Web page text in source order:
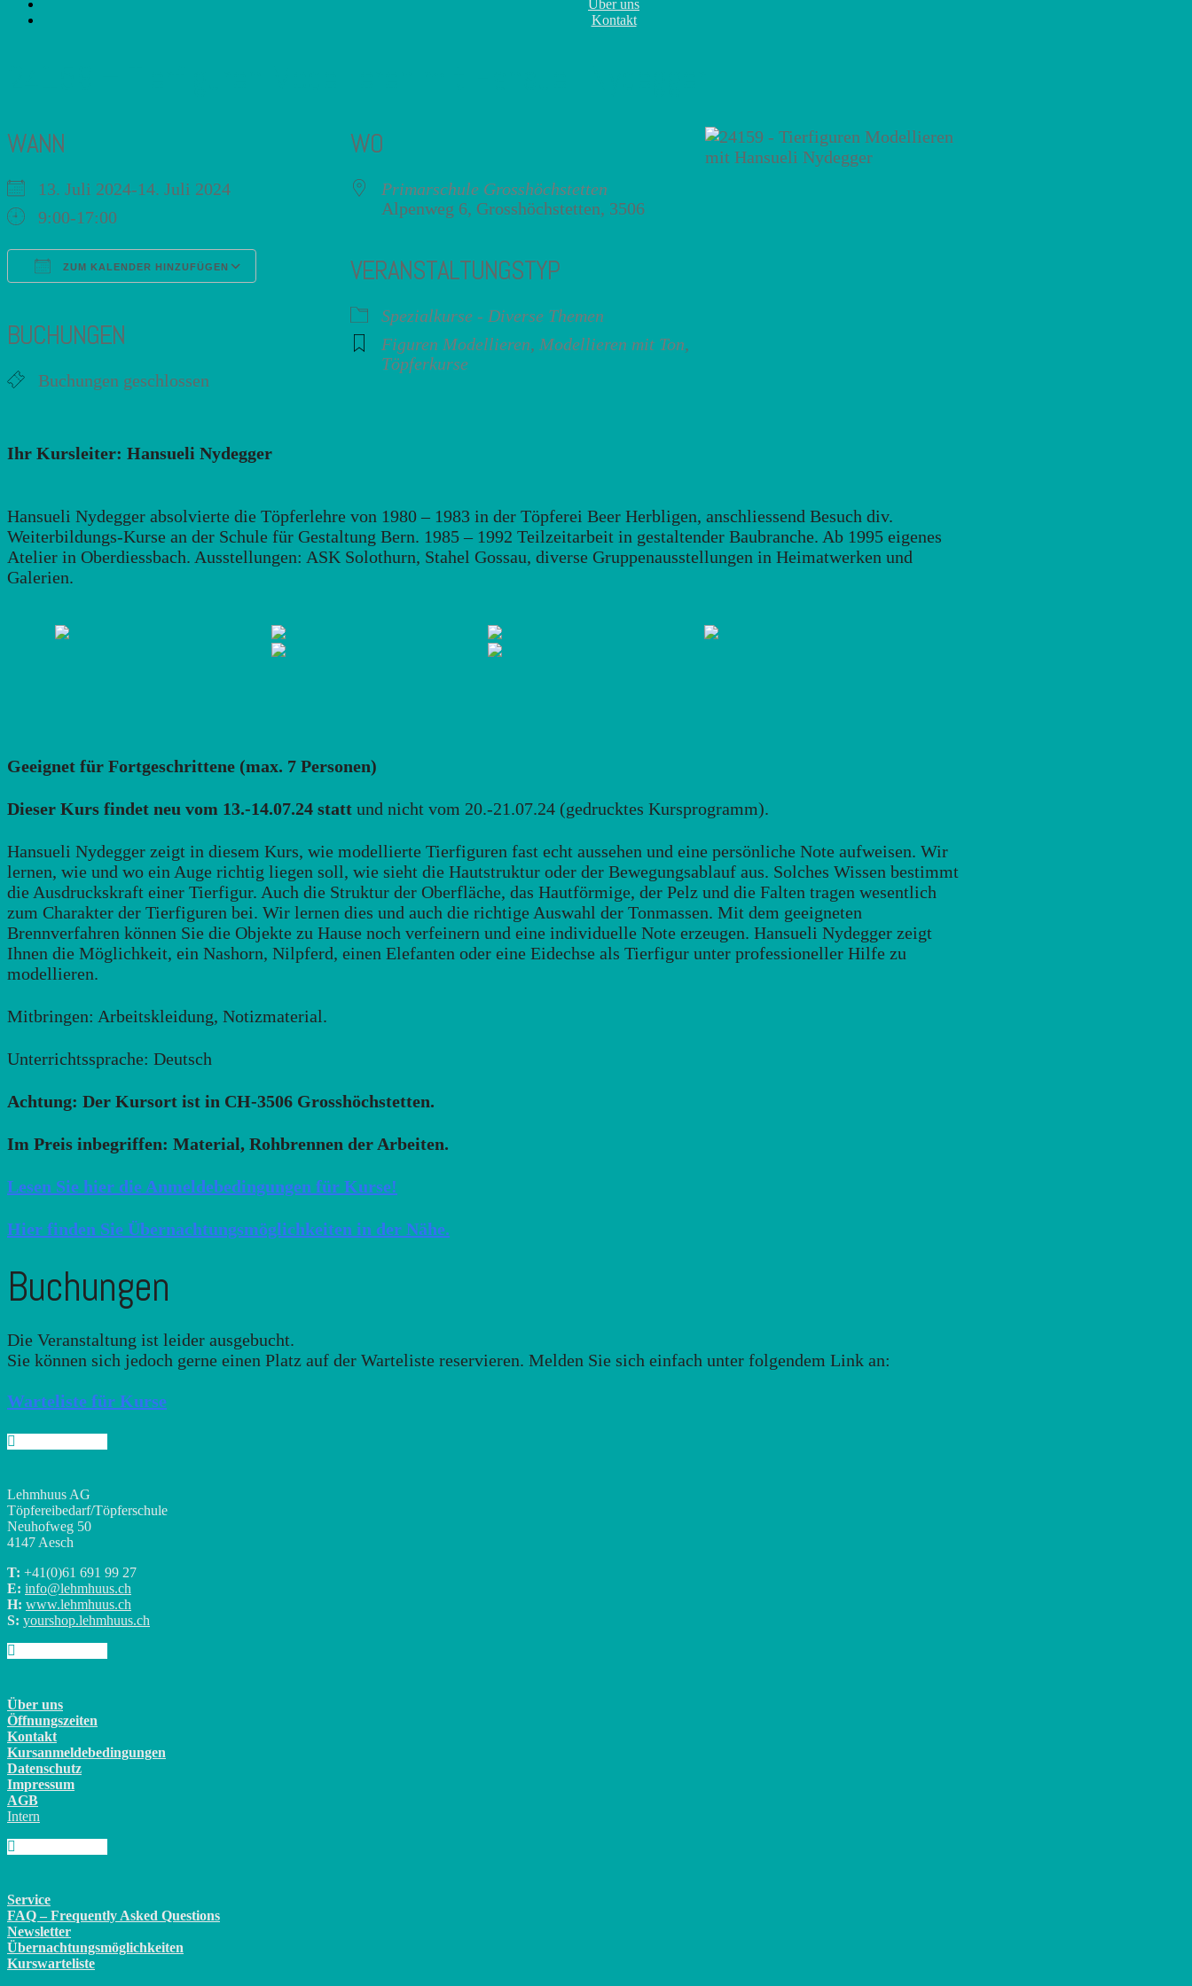
Über uns
Kontakt
WANN
13. Juli 2024-14. Juli 2024
9:00-17:00
ZUM KALENDER HINZUFÜGEN
BUCHUNGEN
Buchungen geschlossen
WO
Primarschule Grosshöchstetten
Alpenweg 6, Grosshöchstetten, 3506
VERANSTALTUNGSTYP
Spezialkurse - Diverse Themen
Figuren Modellieren, Modellieren mit Ton,
Töpferkurse
Ihr Kursleiter: Hansueli Nydegger
Hansueli Nydegger absolvierte die Töpferlehre von 1980 – 1983 in der Töpferei Beer Herbligen, anschliessend Besuch div.
Weiterbildungs-Kurse an der Schule für Gestaltung Bern. 1985 – 1992 Teilzeitarbeit in gestaltender Baubranche. Ab 1995 eigenes
Atelier in Oberdiessbach. Ausstellungen: ASK Solothurn, Stahel Gossau, diverse Gruppenausstellungen in Heimatwerken und
Galerien.
Geeignet für Fortgeschrittene (max. 7 Personen)
Dieser Kurs findet neu vom 13.-14.07.24 statt und nicht vom 20.-21.07.24 (gedrucktes Kursprogramm).
Hansueli Nydegger zeigt in diesem Kurs, wie modellierte Tierfiguren fast echt aussehen und eine persönliche Note aufweisen. Wir
lernen, wie und wo ein Auge richtig liegen soll, wie sieht die Hautstruktur oder der Bewegungsablauf aus. Solches Wissen bestimmt
die Ausdruckskraft einer Tierfigur. Auch die Struktur der Oberfläche, das Hautförmige, der Pelz und die Falten tragen wesentlich
zum Charakter der Tierfiguren bei. Wir lernen dies und auch die richtige Auswahl der Tonmassen. Mit dem geeigneten
Brennverfahren können Sie die Objekte zu Hause noch verfeinern und eine individuelle Note erzeugen. Hansueli Nydegger zeigt
Ihnen die Möglichkeit, ein Nashorn, Nilpferd, einen Elefanten oder eine Eidechse als Tierfigur unter professioneller Hilfe zu
modellieren.
Mitbringen: Arbeitskleidung, Notizmaterial.
Unterrichtssprache: Deutsch
Achtung: Der Kursort ist in CH-3506 Grosshöchstetten.
Im Preis inbegriffen: Material, Rohbrennen der Arbeiten.
Lesen Sie hier die Anmeldebedingungen für Kurse!
Hier finden Sie Übernachtungsmöglichkeiten in der Nähe.
Buchungen
Die Veranstaltung ist leider ausgebucht.
Sie können sich jedoch gerne einen Platz auf der Warteliste reservieren. Melden Sie sich einfach unter folgendem Link an:
Warteliste für Kurse
Lehmhuus AG
Töpfereibedarf/Töpferschule
Neuhofweg 50
4147 Aesch
T: +41(0)61 691 99 27
E: info@lehmhuus.ch
H: www.lehmhuus.ch
S: yourshop.lehmhuus.ch
Über uns
Öffnungszeiten
Kontakt
Kursanmeldebedingungen
Datenschutz
Impressum
AGB
Intern
Service
FAQ – Frequently Asked Questions
Newsletter
Übernachtungsmöglichkeiten
Kurswarteliste